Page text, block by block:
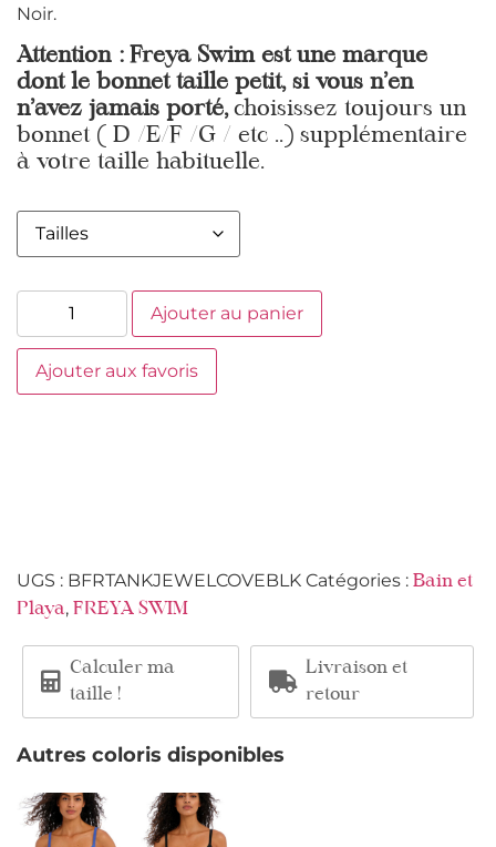
Noir.
Attention : Freya Swim est une marque
dont le bonnet taille petit, si vous n’en
n’avez jamais porté, choisissez toujours un
bonnet ( D /E/F /G / etc ..) supplémentaire
à votre taille habituelle.
Ajouter au panier
Ajouter aux favoris
UGS : BFRTANKJEWELCOVEBLK Catégories : Bain et
Playa, FREYA SWIM
Calculer ma
taille !
Livraison et
retour
Autres coloris disponibles